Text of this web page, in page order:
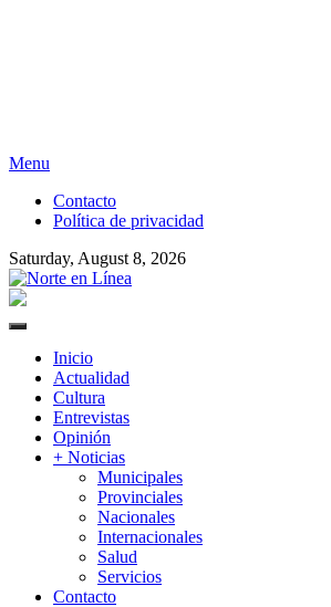
Skip
content
Menu
Contacto
Política de privacidad
Saturday, August 8, 2026
Primary
Inicio
Actualidad
Cultura
Entrevistas
Opinión
+ Noticias
Municipales
Provinciales
Nacionales
Internacionales
Salud
Servicios
Contacto